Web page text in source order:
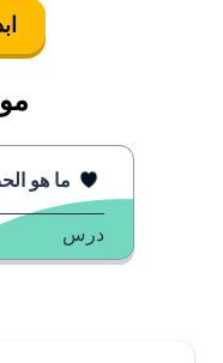
ما هو
درس